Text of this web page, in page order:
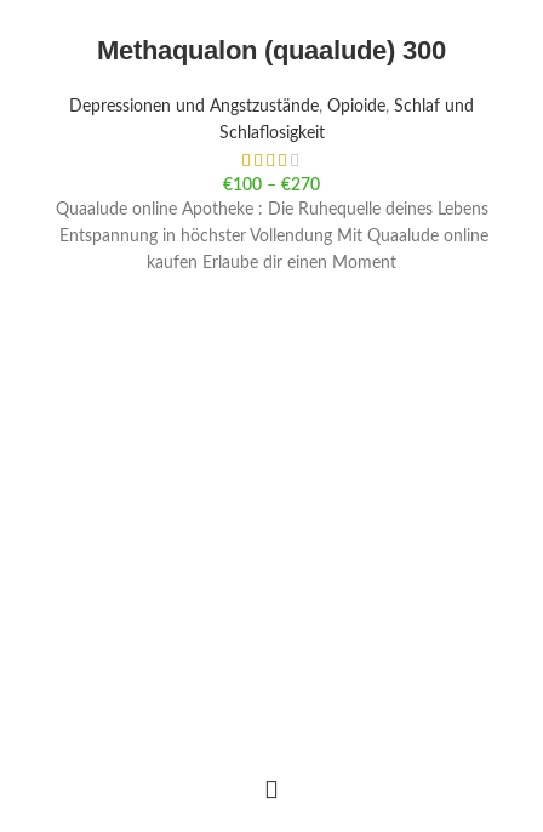
Methaqualon (quaalude) 300
Depressionen und Angstzustände, Opioide, Schlaf und
Schlaflosigkeit
€100 – €270
Quaalude online Apotheke : Die Ruhequelle deines Lebens
Entspannung in höchster Vollendung Mit Quaalude online
kaufen Erlaube dir einen Moment